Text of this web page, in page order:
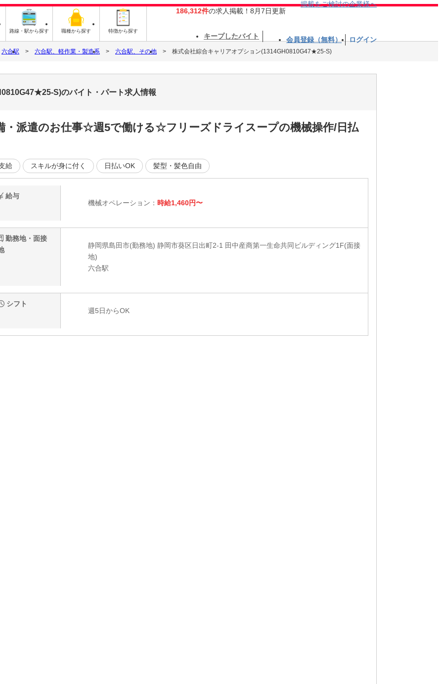
路線・駅から探す 職種から探す 特徴から探す
186,312件の求人掲載！8月7日更新
掲載をご検討の企業様へ
キープしたバイト 会員登録（無料） ログイン
六合駅 六合駅、軽作業・製造系 六合駅、その他 株式会社綜合キャリアオプション(1314GH0810G47★25-S)
S)のバイト・パート求人情報
・派遣のお仕事☆週5で働ける☆フリーズドライスープの機械操作/日払
給 スキルが身に付く 日払いOK 髪型・髪色自由
給与
機械オペレーション： 時給1,460円〜
勤務地・面接
静岡県島田市(勤務地) 静岡市葵区日出町2-1 田中産商第一生命共同ビルディング1F(面接
地)
六合駅
シフト
週5日からOK